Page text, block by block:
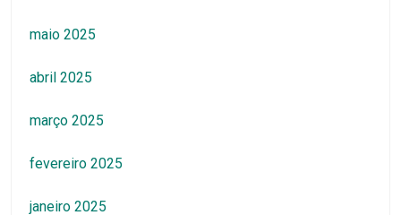
maio 2025
abril 2025
março 2025
fevereiro 2025
janeiro 2025